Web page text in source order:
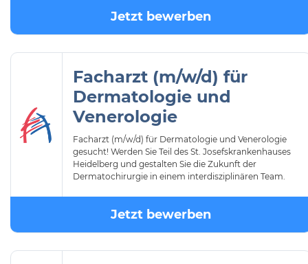
Jetzt bewerben
Facharzt (m/w/d) für
Dermatologie und
Venerologie
Facharzt (m/w/d) für Dermatologie und Venerologie
gesucht! Werden Sie Teil des St. Josefskrankenhauses
Heidelberg und gestalten Sie die Zukunft der
Dermatochirurgie in einem interdisziplinären Team.
Jetzt bewerben